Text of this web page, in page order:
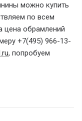
можно купить
по всем
цена обрамлений
+7(495) 966-13-
, попробуем